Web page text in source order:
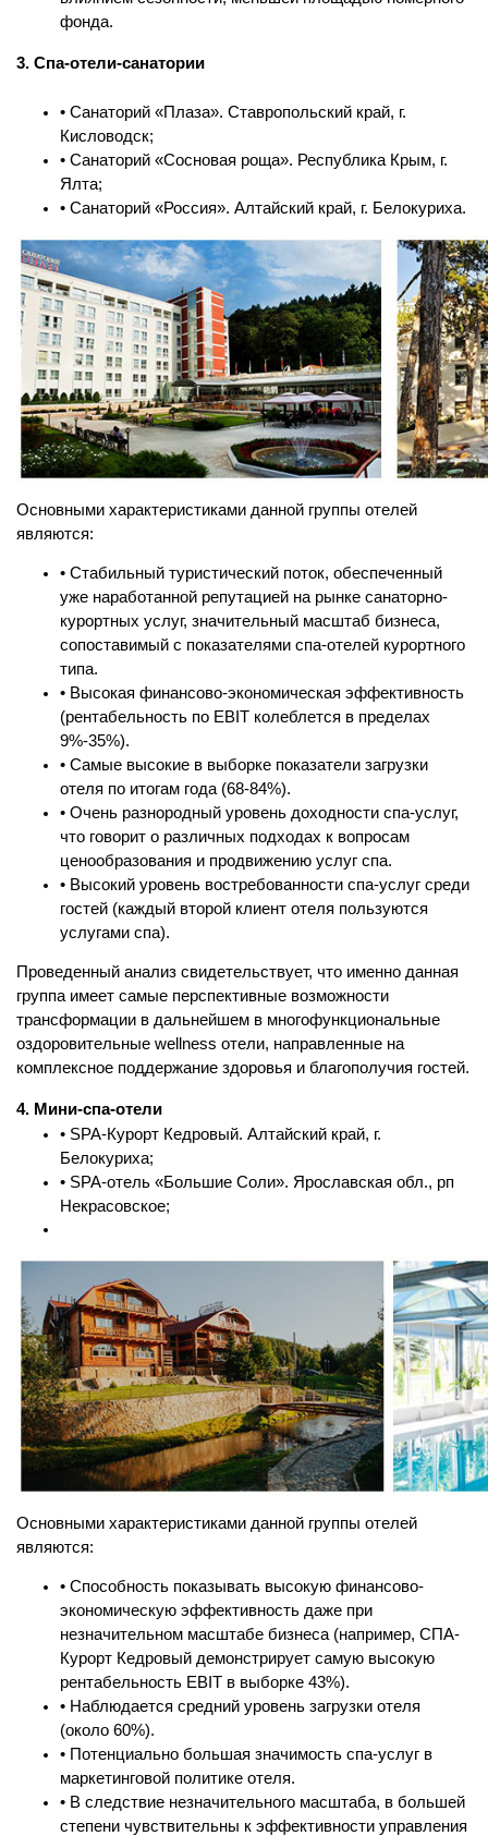
фонда.
3. Спа-отели-санатории
• Санаторий «Плаза». Ставропольский край, г.
Кисловодск;
• Санаторий «Сосновая роща». Республика Крым, г.
Ялта;
• Санаторий «Россия». Алтайский край, г. Белокуриха.
Основными характеристиками данной группы отелей
являются:
• Стабильный туристический поток, обеспеченный
уже наработанной репутацией на рынке санаторно-
курортных услуг, значительный масштаб бизнеса,
сопоставимый с показателями спа-отелей курортного
типа.
• Высокая финансово-экономическая эффективность
(рентабельность по EBIT колеблется в пределах
9%-35%).
• Самые высокие в выборке показатели загрузки
отеля по итогам года (68-84%).
• Очень разнородный уровень доходности спа-услуг,
что говорит о различных подходах к вопросам
ценообразования и продвижению услуг спа.
• Высокий уровень востребованности спа-услуг среди
гостей (каждый второй клиент отеля пользуются
услугами спа).
Проведенный анализ свидетельствует, что именно данная
группа имеет самые перспективные возможности
трансформации в дальнейшем в многофункциональные
оздоровительные wellness отели, направленные на
комплексное поддержание здоровья и благополучия гостей.
4. Мини-спа-отели
• SPA-Курорт Кедровый. Алтайский край, г.
Белокуриха;
• SPA-отель «Большие Соли». Ярославская обл., рп
Некрасовское;
Основными характеристиками данной группы отелей
являются:
• Способность показывать высокую финансово-
экономическую эффективность даже при
незначительном масштабе бизнеса (например, СПА-
Курорт Кедровый демонстрирует самую высокую
рентабельность EBIT в выборке 43%).
• Наблюдается средний уровень загрузки отеля
(около 60%).
• Потенциально большая значимость спа-услуг в
маркетинговой политике отеля.
• В следствие незначительного масштаба, в большей
степени чувствительны к эффективности управления